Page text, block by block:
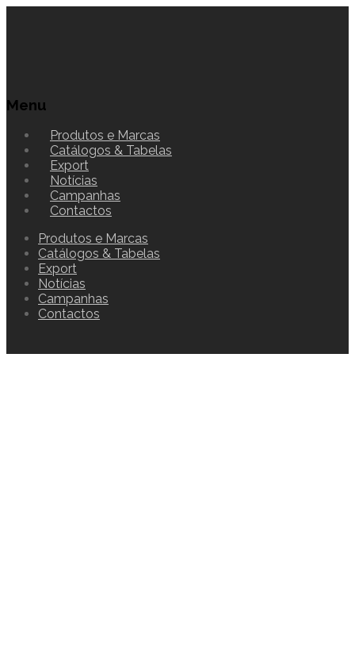
Menu
Produtos e Marcas
Catálogos & Tabelas
Export
Notícias
Campanhas
Contactos
Produtos e Marcas
Catálogos & Tabelas
Export
Notícias
Campanhas
Contactos